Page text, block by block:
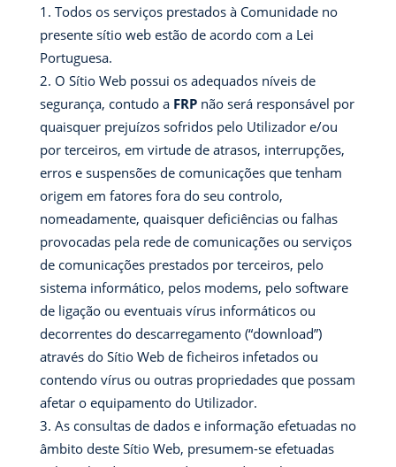
Todos os serviços prestados à Comunidade no
presente sítio web estão de acordo com a Lei
Portuguesa.
O Sítio Web possui os adequados níveis de
segurança, contudo a FRP não será responsável por
quaisquer prejuízos sofridos pelo Utilizador e/ou
por terceiros, em virtude de atrasos, interrupções,
erros e suspensões de comunicações que tenham
origem em fatores fora do seu controlo,
nomeadamente, quaisquer deficiências ou falhas
provocadas pela rede de comunicações ou serviços
de comunicações prestados por terceiros, pelo
sistema informático, pelos modems, pelo software
de ligação ou eventuais vírus informáticos ou
decorrentes do descarregamento (“download”)
através do Sítio Web de ficheiros infetados ou
contendo vírus ou outras propriedades que possam
afetar o equipamento do Utilizador.
As consultas de dados e informação efetuadas no
âmbito deste Sítio Web, presumem-se efetuadas